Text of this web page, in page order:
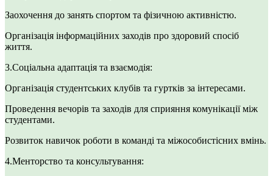
Заохочення до занять спортом та фізичною активністю.
Організація інформаційних заходів про здоровий спосіб
життя.
3.Соціальна адаптація та взаємодія:
Організація студентських клубів та гуртків за інтересами.
Проведення вечорів та заходів для сприяння комунікації між
студентами.
Розвиток навичок роботи в команді та міжособистісних вмінь.
4.Менторство та консультування: